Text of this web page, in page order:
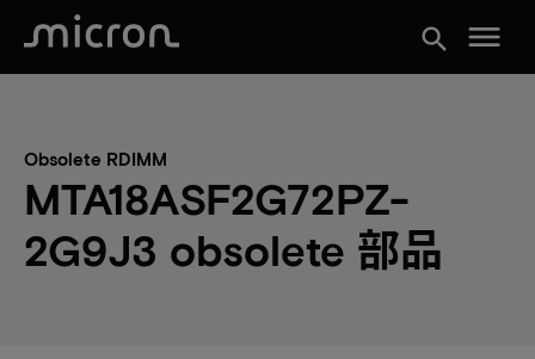
search menu
Obsolete RDIMM
MTA18ASF2G72PZ-
2G9J3 obsolete 部品